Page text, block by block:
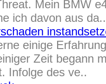
Mein BMW
ich davon aus da..
einige
Zeit begann
Infolge des ve..